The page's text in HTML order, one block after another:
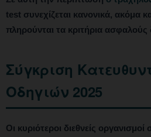
test συνεχίζεται κανονικά, ακόμα
πληρούνται τα κριτήρια ασφαλούς
Σύγκριση
Οδηγιών 2025
Οι κυριότεροι διεθνείς